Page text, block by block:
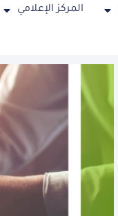
المركز الإعلامي